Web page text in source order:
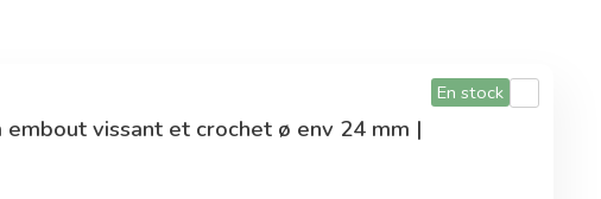
embout vissant et crochet ø env 24 mm |
En stock